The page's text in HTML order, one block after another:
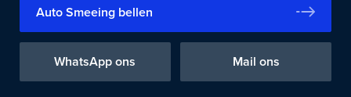
Auto Smeeing bellen
WhatsApp ons Mail ons